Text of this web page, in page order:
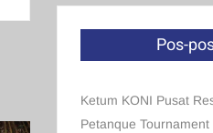
Pos-
Ketum KONI Pusat
Petanque